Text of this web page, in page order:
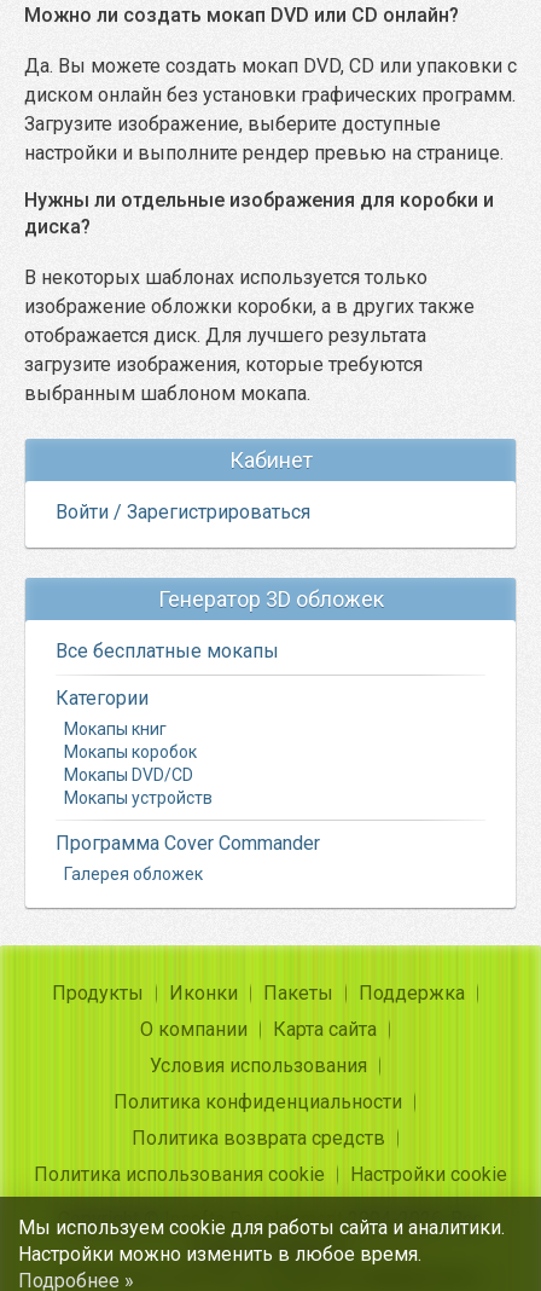
Можно ли создать мокап DVD или CD онлайн?
Да. Вы можете создать мокап DVD, CD или упаковки с
диском онлайн без установки графических программ.
Загрузите изображение, выберите доступные
настройки и выполните рендер превью на странице.
Нужны ли отдельные изображения для коробки и
диска?
В некоторых шаблонах используется только
изображение обложки коробки, а в других также
отображается диск. Для лучшего результата
загрузите изображения, которые требуются
выбранным шаблоном мокапа.
Кабинет
Войти / Зарегистрироваться
Генератор 3D обложек
Все бесплатные мокапы
Категории
Мокапы книг
Мокапы коробок
Мокапы DVD/CD
Мокапы устройств
Программа Cover Commander
Галерея обложек
Продукты Иконки Пакеты
Поддержка
О компании
Карта сайта
Условия использования
Политика конфиденциальности
Политика возврата средств
Политика использования cookie
Настройки cookie
Copyright © Insofta Development 2004-2026. Все
права защищены
Бесплатные иконки, конвертер изображения в
Мы используем cookie для работы сайта и аналитики.
Настройки можно изменить в любое время.
Подробнее »